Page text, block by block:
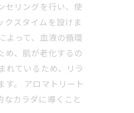
セリングを行い、使
スタイムを設けま
よって、血液の循環
め、肌が老化するの
れているため、リラ
。 アロマトリート
カラダに導くこと